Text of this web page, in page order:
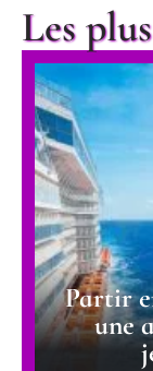
Les
Partir
une